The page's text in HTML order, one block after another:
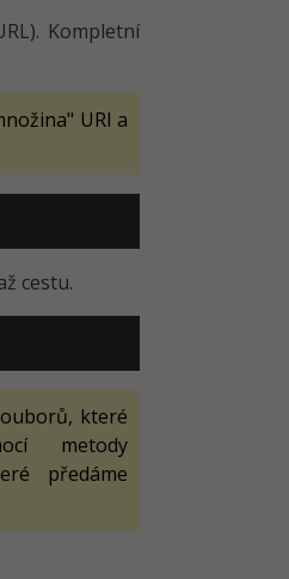
Kompletní
URI a
cestu.
které
metody
předáme